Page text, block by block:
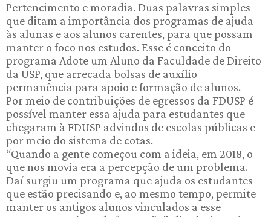
Pertencimento e moradia. Duas palavras simples
que ditam a importância dos programas de ajuda
às alunas e aos alunos carentes, para que possam
manter o foco nos estudos. Esse é conceito do
programa Adote um Aluno da Faculdade de Direito
da USP, que arrecada bolsas de auxílio
permanência para apoio e formação de alunos.
Por meio de contribuições de egressos da FDUSP é
possível manter essa ajuda para estudantes que
chegaram à FDUSP advindos de escolas públicas e
por meio do sistema de cotas.
“Quando a gente começou com a ideia, em 2018, o
que nos movia era a percepção de um problema.
Daí surgiu um programa que ajuda os estudantes
que estão precisando e, ao mesmo tempo, permite
manter os antigos alunos vinculados a esse